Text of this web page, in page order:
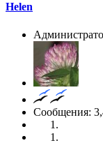
Helen
Сообщения: